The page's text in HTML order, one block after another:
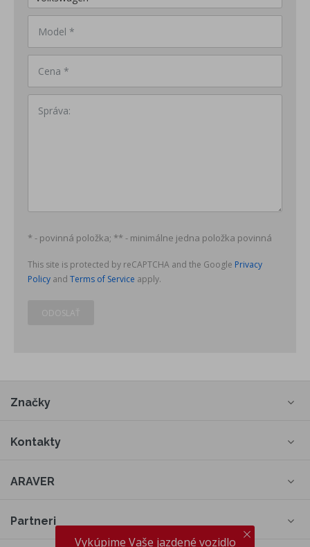
Vykúpime Vaše jazdené vozidlo
Model *
Cena *
Správa:
* - povinná položka; ** - minimálne jedna položka povinná
This site is protected by reCAPTCHA and the Google Privacy
Policy and Terms of Service apply.
ODOSLAŤ
Značky
Kontakty
ARAVER
Partneri